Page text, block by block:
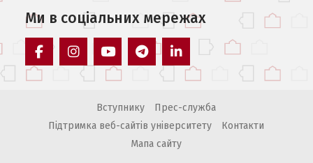
Ми в соцiальних мережах
facebook instagramyoutube telegram linkedin
Вступнику
Прес-служба
Підтримка веб-сайтів університету
Контакти
Мапа сайту